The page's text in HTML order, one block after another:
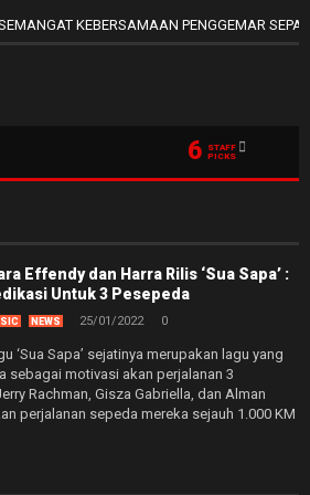
KEBERSAMAAN PENGGEMAR
6
STAFF
PICKS
Effendy dan Harra Rilis ‘Sua Sapa’ :
Untuk 3 Pesepeda
NEWS 25/01/2022 0
‘Sua Sapa’ sejatinya merupakan lagu yang
sebagai motivasi akan perjalanan 3
Rachman, Gisza Gabriella, dan Alman
perjalanan sepeda mereka sejauh 1.000 KM